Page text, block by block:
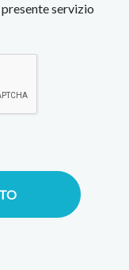
servizio